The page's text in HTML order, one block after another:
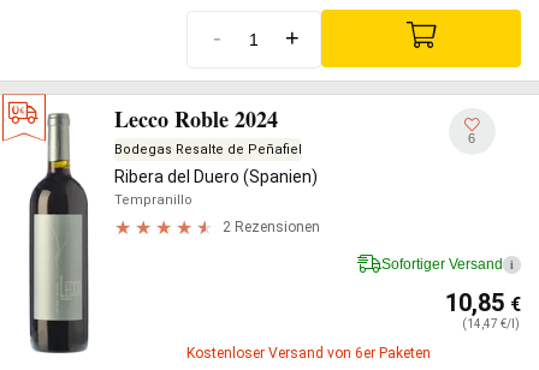
- +
Lecco Roble 2024
Bodegas Resalte de Peñafiel
Ribera del Duero (Spanien)
Tempranillo
2 Rezensionen
6
Sofortiger Versand i
10,85 €
(14,47 €/l)
Kostenloser Versand von 6er Paketen